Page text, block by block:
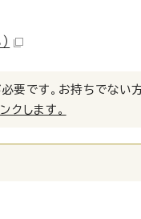
要です。お持ちでない
クします。